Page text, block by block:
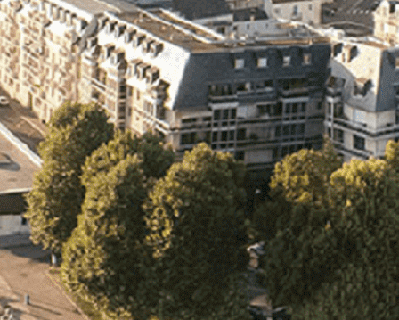
Exporter les lignes sélectionnées
Exporter toutes les colonnes
Exporter uniquement les colonnes affichées
Menu
<
>
- 🎁 Caen on aime, on partage
- 🎉 Les événements AVF
- Activités et Loisirs
Ajoutez un logo, un bouton, des réseaux sociaux
Cliquez pour éditer